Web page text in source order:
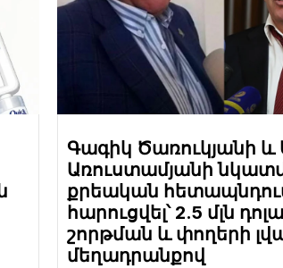
Գագիկ Ծառուկյանի և
Առուստամյանի
քրեական
հարուցվել՝ 2.5 մլն
շորթման և փողերի
մեղադրանքով